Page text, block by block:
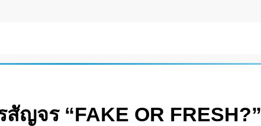
ญจร “FAKE OR FRESH?”